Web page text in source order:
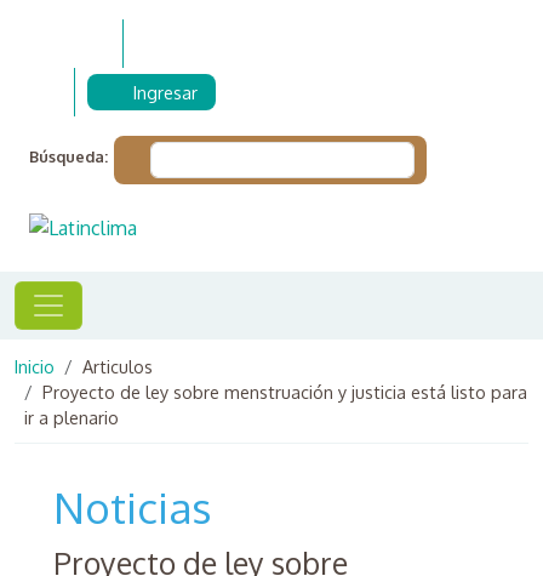
Pasar al contenido principal
Ingresar
Búsqueda:
Ruta de navegación
Inicio
Articulos
Proyecto de ley sobre menstruación y justicia está listo para
ir a plenario
Noticias
Proyecto de ley sobre